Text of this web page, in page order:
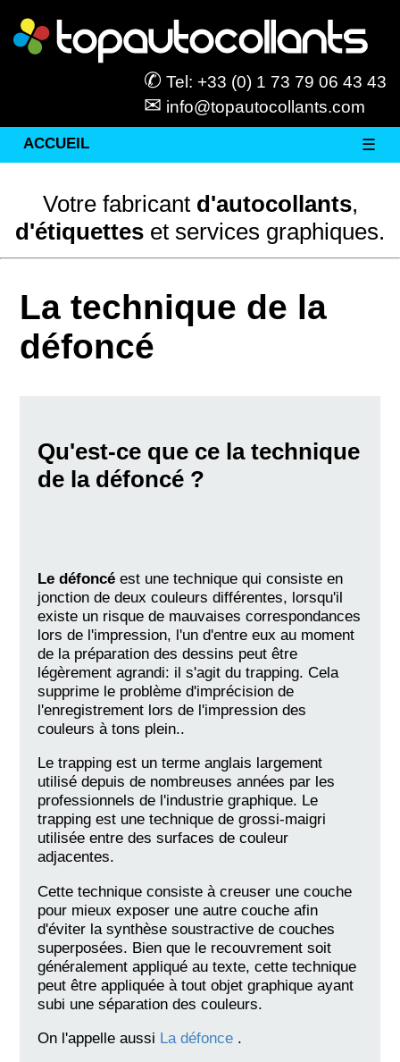
✆ Tel: +33 (0) 1 73 79 06 43 43
✉ info@topautocollants.com
ACCUEIL ☰
Votre fabricant d'autocollants,
d'étiquettes et services graphiques.
La technique de la
défoncé
Qu'est-ce que ce la technique
de la défoncé ?
Le défoncé est une technique qui consiste en
jonction de deux couleurs différentes, lorsqu'il
existe un risque de mauvaises correspondances
lors de l'impression, l'un d'entre eux au moment
de la préparation des dessins peut être
légèrement agrandi: il s'agit du trapping. Cela
supprime le problème d'imprécision de
l'enregistrement lors de l'impression des
couleurs à tons plein..
Le trapping est un terme anglais largement
utilisé depuis de nombreuses années par les
profession­nels de l'industrie graphique. Le
trapping est une technique de grossi-maigri
utilisée entre des sur­faces de couleur
adjacentes.
Cette technique consiste à creuser une couche
pour mieux exposer une autre couche afin
d'éviter la synthèse soustractive de couches
superposées. Bien que le recouvrement soit
généralement appliqué au texte, cette technique
peut être appliquée à tout objet graphique ayant
subi une séparation des couleurs.
On l'appelle aussi La défonce .